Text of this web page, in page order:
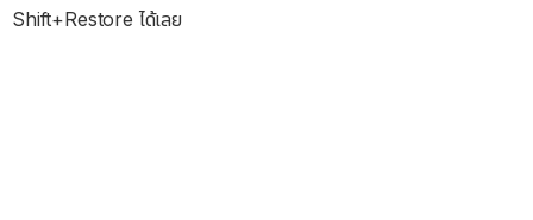
Shift+Restore ได้เลย